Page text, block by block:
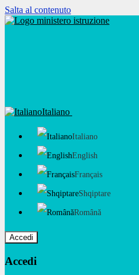
Salta al contenuto
Italiano
Italiano
English
Français
Shqiptare
Română
Accedi
Accedi